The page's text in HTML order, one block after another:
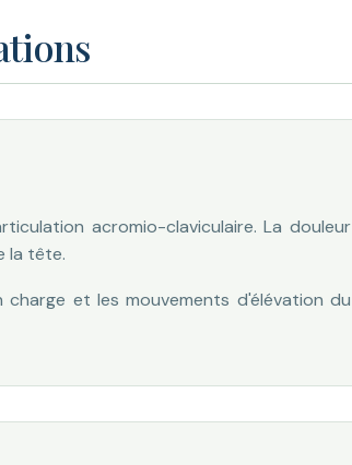
acromio-claviculaire. La douleur
la tête.
et les mouvements d'élévation du